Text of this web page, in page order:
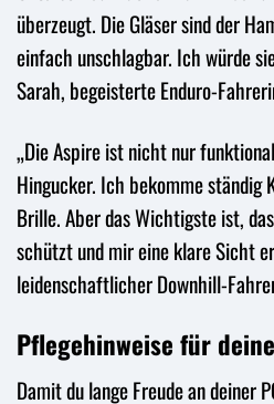
überzeugt. Die Gläser sind der
einfach unschlagbar. Ich würde
Sarah, begeisterte Enduro-
„Die Aspire ist nicht nur
Hingucker. Ich bekomme
Brille. Aber das Wichtigste ist,
schützt und mir eine klare Sicht
leidenschaftlicher Downhill-
Pflegehinweise für
Damit du lange Freude an deiner